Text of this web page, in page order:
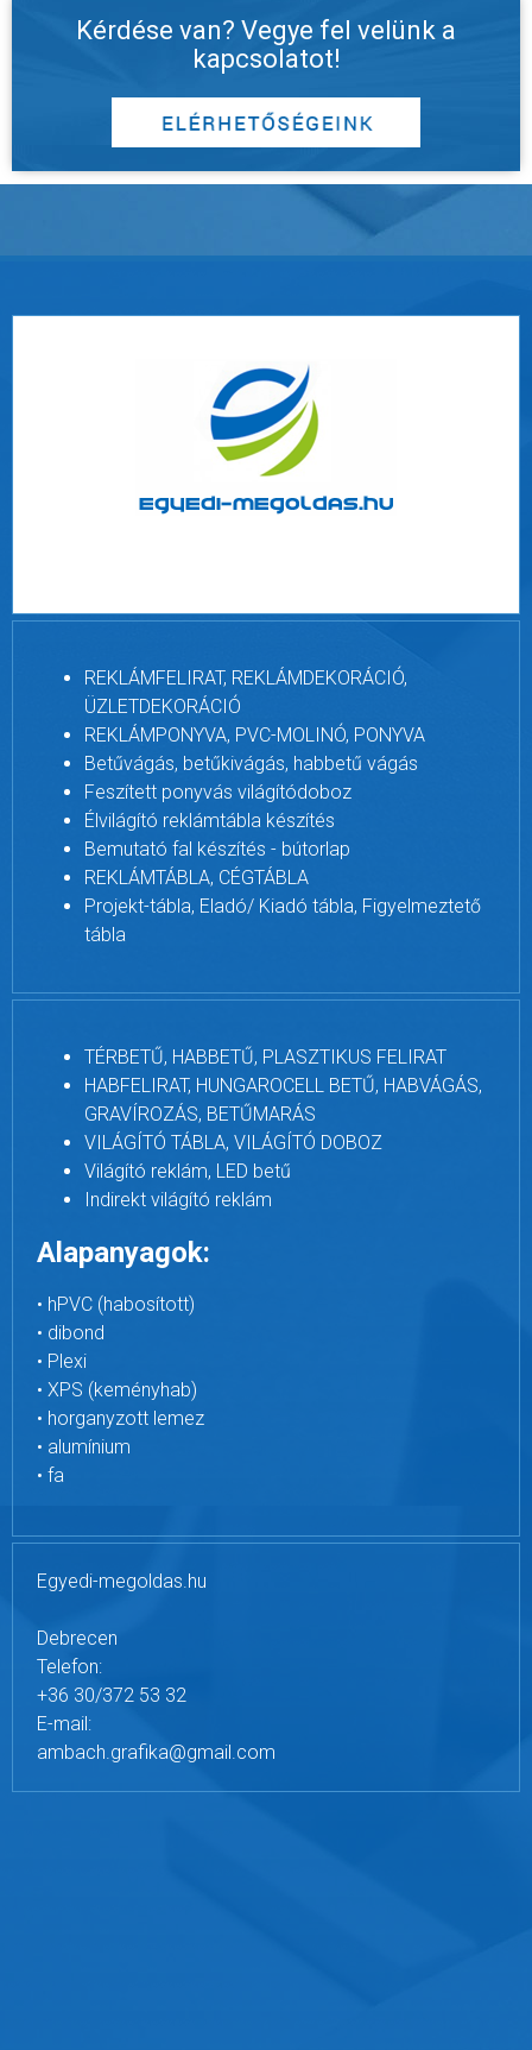
Kérdése van? Vegye fel velünk a
kapcsolatot!
REKLÁMFELIRAT, REKLÁMDEKORÁCIÓ,
ÜZLETDEKORÁCIÓ
REKLÁMPONYVA, PVC-MOLINÓ, PONYVA
Betűvágás, betűkivágás, habbetű vágás
Feszített ponyvás világítódoboz
Élvilágító reklámtábla készítés
Bemutató fal készítés - bútorlap
REKLÁMTÁBLA, CÉGTÁBLA
Projekt-tábla, Eladó/ Kiadó tábla, Figyelmeztető
tábla
TÉRBETŰ, HABBETŰ, PLASZTIKUS FELIRAT
HABFELIRAT, HUNGAROCELL BETŰ, HABVÁGÁS,
GRAVÍROZÁS, BETŰMARÁS
VILÁGÍTÓ TÁBLA, VILÁGÍTÓ DOBOZ
Világító reklám, LED betű
Indirekt világító reklám
Alapanyagok:
• hPVC (habosított)
• dibond
• Plexi
• XPS (keményhab)
• horganyzott lemez
• alumínium
• fa
Egyedi-megoldas.hu
Debrecen
Telefon:
+36 30/372 53 32
E-mail:
ambach.grafika@gmail.com